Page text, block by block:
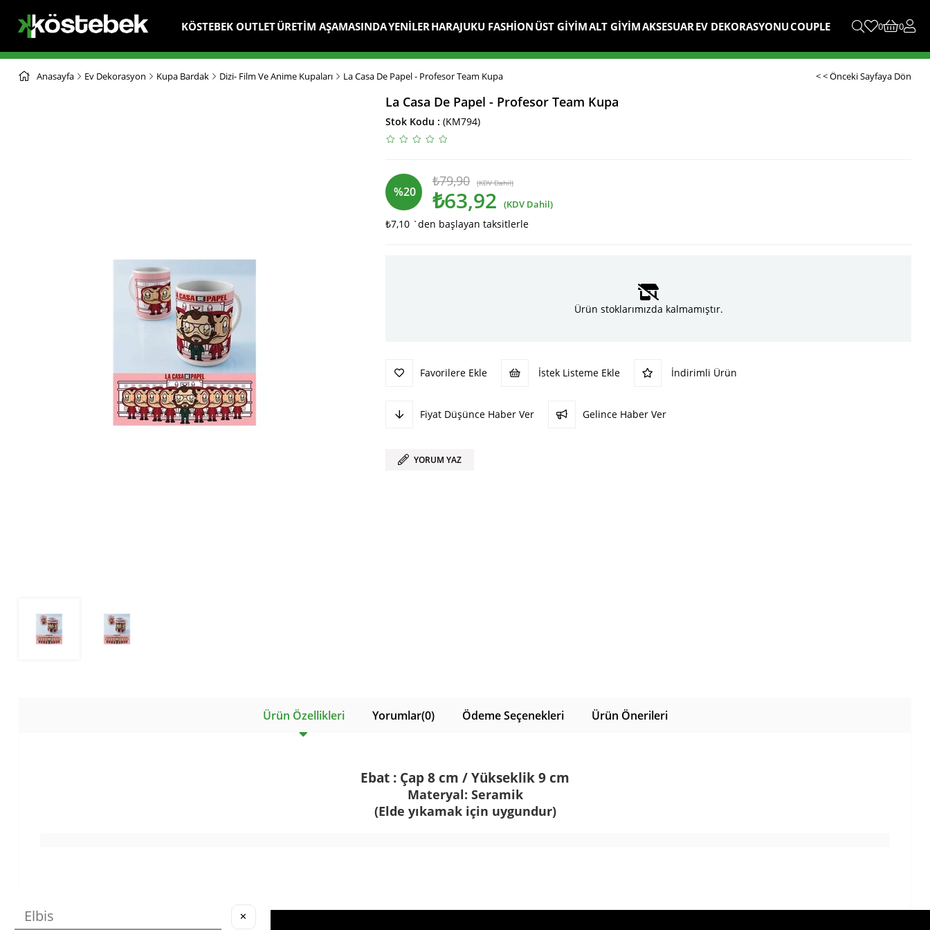
KÖSTEBEK OUTLETÜRETİM AŞAMASINDAYENİLER HARAJUKU FASHİON ÜST GİYİMALT GİYİMAKSESUAR EV DEKORASYONUCOUPLE 0 0
Anasayfa Ev Dekorasyon Kupa Bardak Dizi- Film Ve Anime Kupaları La Casa De Papel - Profesor Team Kupa < < Önceki Sayfaya Dön
La Casa De Papel - Profesor Team Kupa
Stok Kodu (KM794)
%20
İndirim
₺79,90 (KDV Dahil)
₺63,92 (KDV Dahil)
₺7,10 `den başlayan taksitlerle
Ürün stoklarımızda kalmamıştır.
Favorilere Ekle İstek Listeme Ekle İndirimli Ürün
Fiyat Düşünce Haber Ver Gelince Haber Ver
YORUM YAZ
Ürün Özellikleri Yorumlar(0) Ödeme Seçenekleri Ürün Önerileri
Ebat : Çap 8 cm / Yükseklik 9 cm
Materyal: Seramik
(Elde yıkamak için uygundur)
✕